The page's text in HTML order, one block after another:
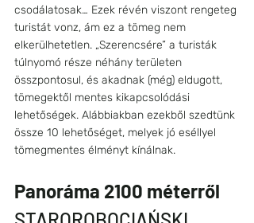
csodálatosak… Ezek révén viszont rengeteg
turistát vonz, ám ez a tömeg nem
elkerülhetetlen. „Szerencsére” a turisták
túlnyomó része néhány területen
összpontosul, és akadnak (még) eldugott,
tömegektől mentes kikapcsolódási
lehetőségek. Alábbiakban ezekből szedtünk
össze 10 lehetőséget, melyek jó eséllyel
tömegmentes élményt kínálnak.
Panoráma 2100 méterről